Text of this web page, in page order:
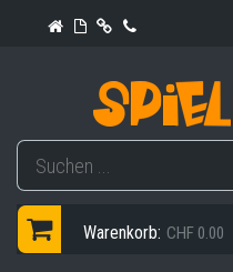
Warenkorb: CHF 0.00